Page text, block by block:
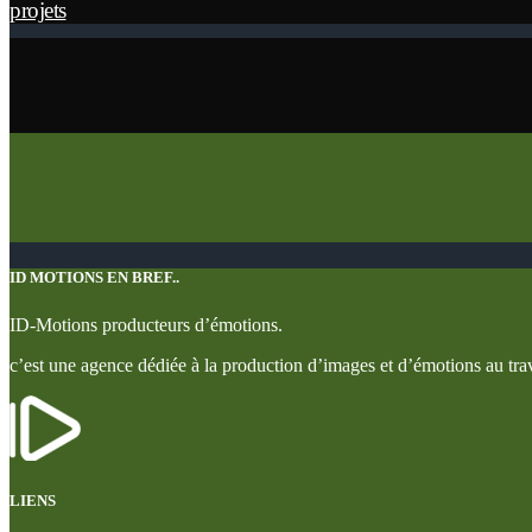
projets
ID MOTIONS EN BREF..
ID-Motions producteurs d’émotions.
c’est une agence dédiée à la production d’images et d’émotions au
LIENS